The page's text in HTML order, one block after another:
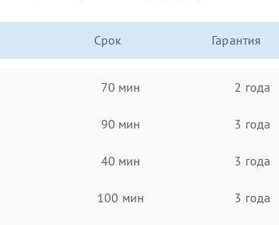
Срок Гарантия
70 мин 2 года
90 мин 3 года
40 мин 3 года
100 мин 3 года